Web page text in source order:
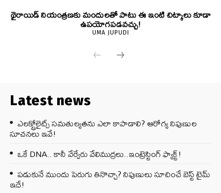
థైరాయిడ్ నియంత్రణకు మందులతో పాటు ఈ ఇంటి చిట్కాలు కూడా
ఉపయోగపడవచ్చు!
UMA JUPUDI
Latest news
ఎలక్ట్రోలైట్స్ సమతుల్యతను ఎలా కాపాడాలి? ఆరోగ్య నిపుణుల
సూచనలు ఇవే!
ఒకే DNA.. కానీ వేర్వేరు వేలిముద్రలు..ఇంట్రెస్టింగ్ ఫ్యాక్ట్!
పడుకునే ముందు పెరుగు తినొచ్చా? నిపుణులు సూచించే బెస్ట్ టైమ్
ఇదే!